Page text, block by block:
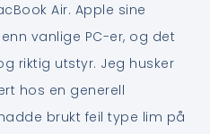
Air. Apple sine
vanlige PC-er, og det
riktig utstyr. Jeg husker
hos en generell
brukt feil type lim på